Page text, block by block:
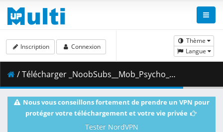
Thème
Langue
Inscription Connexion
/ Télécharger _NoobSubs__Mob_Psycho_100_09__1080p_Blu-ray_Dual_Audio_8bit_AC3__91F4249A_.mkv.001 ( 477.94 MB )
Nous vous conseillons fortement de prendre un VPN pour
protéger votre téléchargement et votre vie privée
Tester NordVPN